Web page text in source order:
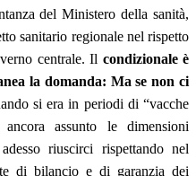
del Ministero della sanità,
sanitario regionale nel rispetto
centrale.Il condizionale è
la domanda: Ma se non ci
si era in periodi di “vacche
assunto le dimensioni
riuscirci rispettando nel
di bilancio e di garanzia dei